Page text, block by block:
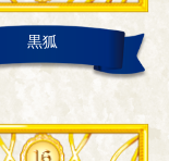
黒狐